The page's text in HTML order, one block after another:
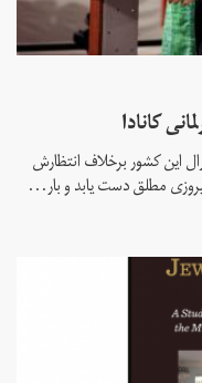
کانادا
این کشور برخلاف انتظارش
پیروزی مطلق دست یابد و بار...